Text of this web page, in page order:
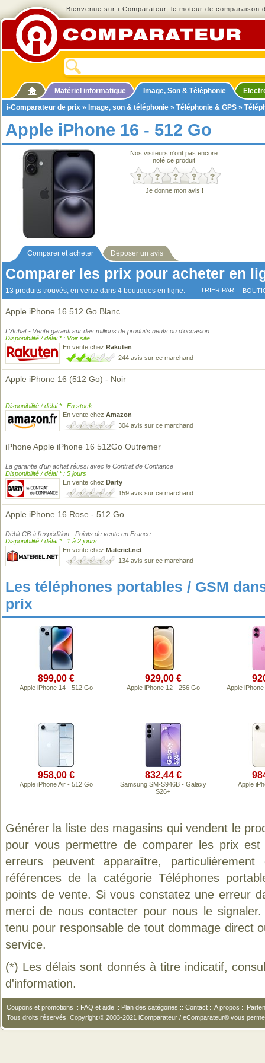
Bienvenue sur i-Comparateur, le moteur de comparaison
Matériel informatique Image, Son & Téléphonie
i-Comparateur de prix » Image, son & téléphonie » Téléphonie & GPS »
Apple iPhone 16 - 512 Go
Nos visiteurs n'ont pas encore
noté ce produit
Je donne mon avis !
Comparer et acheter Déposer un avis
Comparer les prix pour acheter en
13 produits trouvés, en vente dans 4 boutiques en ligne. TRIER PAR :
Apple iPhone 16 512 Go Blanc
L'Achat - Vente garanti sur des millions de produits neufs ou d'occasion
Disponibilité / délai * : Voir site
En vente chez Rakuten
244 avis sur ce marchand
Apple iPhone 16 (512 Go) - Noir
Disponibilité / délai * : En stock
En vente chez Amazon
304 avis sur ce marchand
iPhone Apple iPhone 16 512Go Outremer
La garantie d'un achat réussi avec le Contrat de Confiance
Disponibilité / délai * : 5 jours
En vente chez Darty
159 avis sur ce marchand
Apple iPhone 16 Rose - 512 Go
Débit CB à l'expédition - Points de vente en France
Disponibilité / délai * : 1 à 2 jours
En vente chez Materiel.net
134 avis sur ce marchand
Les téléphones portables / GSM
prix
899,00 €
Apple iPhone 14 - 512 Go
929,00 €
Apple iPhone 12 - 256 Go Apple
958,00 €
Apple iPhone Air - 512 Go
832,44 €
Samsung SM-S946B - Galaxy
S26+
Apple
Générer la liste des magasins qui vendent le
pour vous permettre de comparer les prix
erreurs peuvent apparaître,
références de la catégorie Téléphones
points de vente. Si vous constatez une erreur
merci de nous contacter pour nous le
tenu pour responsable de tout dommage direct
service.
(*) Les délais sont donnés à titre indicatif,
d'information.
Coupons et promotions :: FAQ et aide :: Plan des catégories :: Contact :: A propos ::
Tous droits réservés. Copyright © 2003-2021 iComparateur / eComparateur® vous